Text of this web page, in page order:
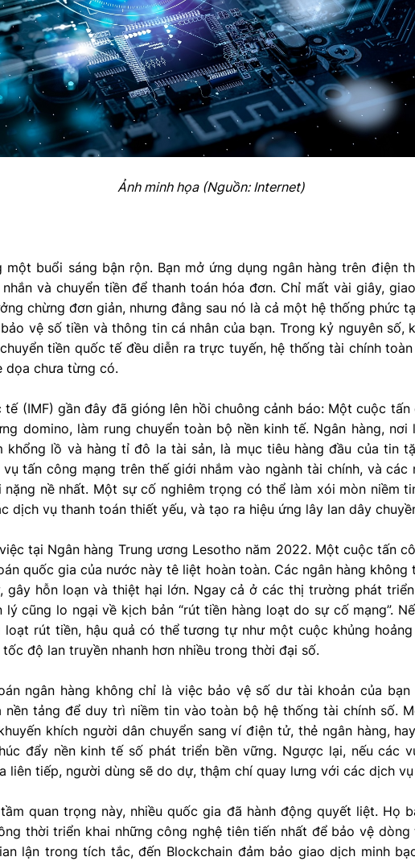
Ảnh minh họa (Nguồn: Internet)
buổi sáng bận rộn. Bạn mở ứng dụng ngân hàng trên điện
và chuyển tiền để thanh toán hóa đơn. Chỉ mất vài giây,
chừng đơn giản, nhưng đằng sau nó là cả một hệ thống phức
vệ số tiền và thông tin cá nhân của bạn. Trong kỷ nguyên số,
tiền quốc tế đều diễn ra trực tuyến, hệ thống tài chính
dọa chưa từng có.
tế (IMF) gần đây đã gióng lên hồi chuông cảnh báo: Một cuộc
domino, làm rung chuyển toàn bộ nền kinh tế. Ngân hàng,
khổng lồ và hàng tỉ đô la tài sản, là mục tiêu hàng đầu của tin
tấn công mạng trên thế giới nhắm vào ngành tài chính, và các
nặng nề nhất. Một sự cố nghiêm trọng có thể làm xói mòn niềm
dịch vụ thanh toán thiết yếu, và tạo ra hiệu ứng lây lan dây
tại Ngân hàng Trung ương Lesotho năm 2022. Một cuộc tấn
quốc gia của nước này tê liệt hoàn toàn. Các ngân hàng
gây hỗn loạn và thiệt hại lớn. Ngay cả ở các thị trường phát
lý cũng lo ngại về kịch bản “rút tiền hàng loạt do sự cố mạng”.
loạt rút tiền, hậu quả có thể tương tự như một cuộc khủng
độ lan truyền nhanh hơn nhiều trong thời đại số.
ngân hàng không chỉ là việc bảo vệ số dư tài khoản của bạn
nền tảng để duy trì niềm tin vào toàn bộ hệ thống tài chính số.
khích người dân chuyển sang ví điện tử, thẻ ngân hàng,
đẩy nền kinh tế số phát triển bền vững. Ngược lại, nếu các
liên tiếp, người dùng sẽ do dự, thậm chí quay lưng với các dịch
quan trọng này, nhiều quốc gia đã hành động quyết liệt. Họ
thời triển khai những công nghệ tiên tiến nhất để bảo vệ
lận trong tích tắc, đến Blockchain đảm bảo giao dịch minh